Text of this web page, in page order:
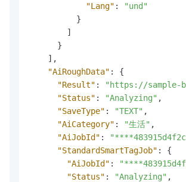
"Lang" :
"und"
}
]
}
] ,
"AiRoughData" :
{
"Result" :
"https://sample-
"Status" : "Analyzing" ,
"SaveType" : "TEXT" ,
"AiCategory" : "生活" ,
"AiJobId" :
"StandardSmartTagJob" :
{
"AiJobId" :
"Status" : "Analyzing" ,